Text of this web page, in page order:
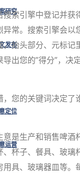
研究
发布
定位
运营
搜索引擎中登记并获
常。搜索引擎会以
，抬头部分、元标记
出您的”得分”，决
，您的关键词决定了
意是生产和销售啤酒
、杯子、餐具、玻璃
用具、玻璃器皿等。